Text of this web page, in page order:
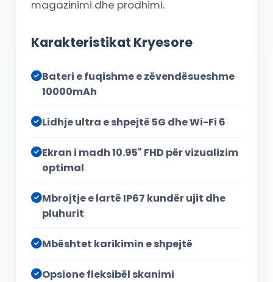
magazinimi dhe prodhimi.
Karakteristikat Kryesore
Bateri e fuqishme e zëvendësueshme
10000mAh
Lidhje ultra e shpejtë 5G dhe Wi-Fi 6
Ekran i madh 10.95" FHD për vizualizim
optimal
Mbrojtje e lartë IP67 kundër ujit dhe
pluhurit
Mbështet karikimin e shpejtë
Opsione fleksibël skanimi